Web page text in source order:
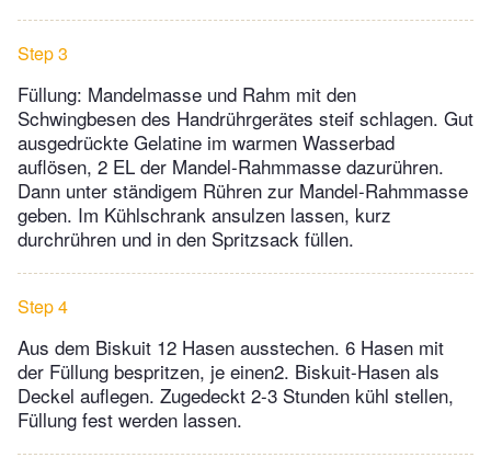
Step 3
Füllung: Mandelmasse und Rahm mit den
Schwingbesen des Handrührgerätes steif schlagen. Gut
ausgedrückte Gelatine im warmen Wasserbad
auflösen, 2 EL der Mandel-Rahmmasse dazurühren.
Dann unter ständigem Rühren zur Mandel-Rahmmasse
geben. Im Kühlschrank ansulzen lassen, kurz
durchrühren und in den Spritzsack füllen.
Step 4
Aus dem Biskuit 12 Hasen ausstechen. 6 Hasen mit
der Füllung bespritzen, je einen2. Biskuit-Hasen als
Deckel auflegen. Zugedeckt 2-3 Stunden kühl stellen,
Füllung fest werden lassen.